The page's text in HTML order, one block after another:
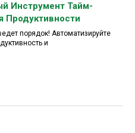
Инструмент Тайм-
Продуктивности
порядок! Автоматизируйте
и